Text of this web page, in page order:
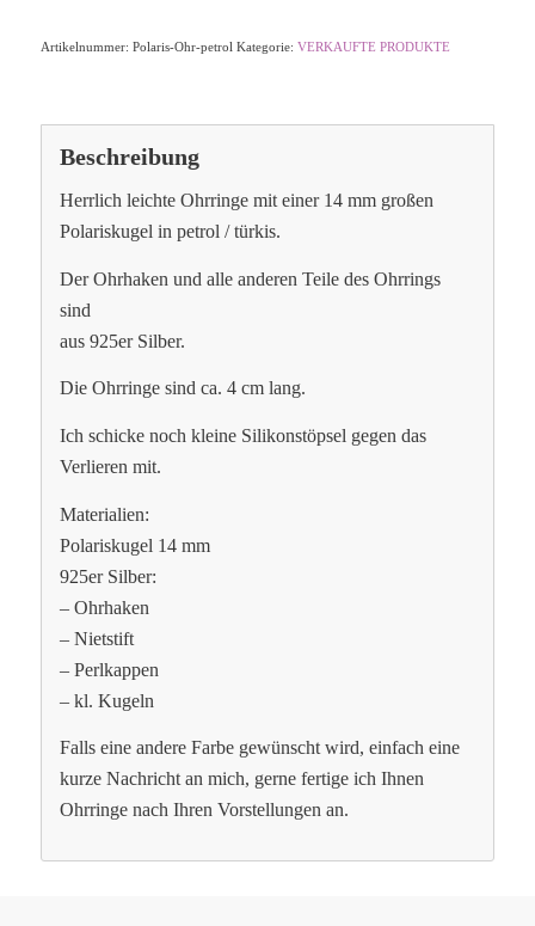
Artikelnummer: Polaris-Ohr-petrol Kategorie: VERKAUFTE PRODUKTE
Beschreibung
Herrlich leichte Ohrringe mit einer 14 mm großen
Polariskugel in petrol / türkis.
Der Ohrhaken und alle anderen Teile des Ohrrings
sind
aus 925er Silber.
Die Ohrringe sind ca. 4 cm lang.
Ich schicke noch kleine Silikonstöpsel gegen das
Verlieren mit.
Materialien:
Polariskugel 14 mm
925er Silber:
– Ohrhaken
– Nietstift
– Perlkappen
– kl. Kugeln
Falls eine andere Farbe gewünscht wird, einfach eine
kurze Nachricht an mich, gerne fertige ich Ihnen
Ohrringe nach Ihren Vorstellungen an.